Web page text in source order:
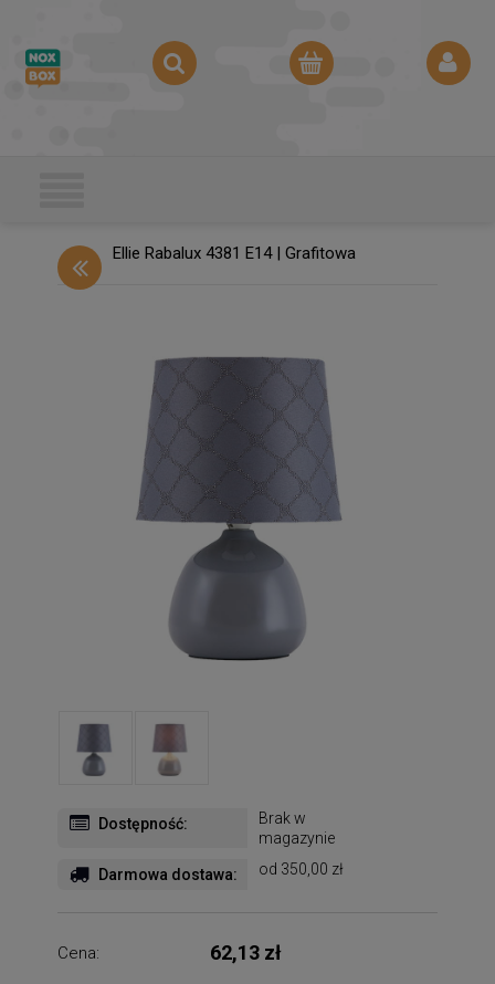
Ellie Rabalux 4381 E14 | Grafitowa
Dostępność:
Brak w
magazynie
Darmowa dostawa: od 350,00 zł
Cena: 62,13 zł